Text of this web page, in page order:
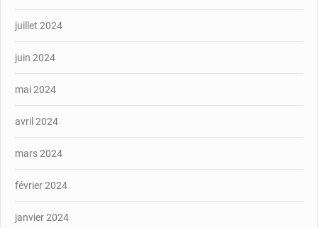
juillet 2024
juin 2024
mai 2024
avril 2024
mars 2024
février 2024
janvier 2024